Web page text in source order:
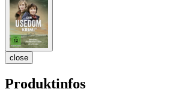
close
Produktinfos